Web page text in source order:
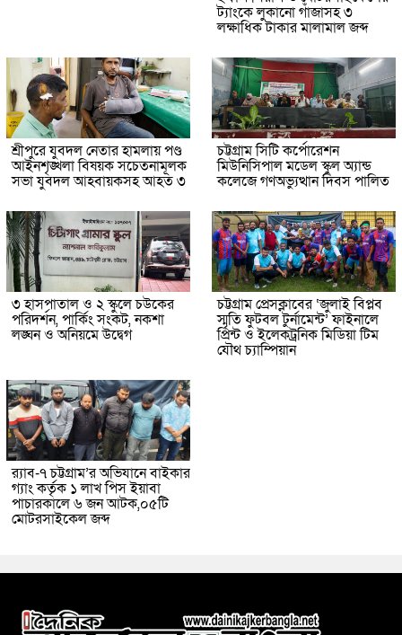
ট্যাংকে লুকানো গাঁজাসহ ৩
লক্ষাধিক টাকার মালামাল জব্দ
শ্রীপুরে যুবদল নেতার হামলায় পণ্ড
আইনশৃঙ্খলা বিষয়ক সচেতনামূলক
সভা যুবদল আহবায়কসহ আহত ৩
চট্টগ্রাম সিটি কর্পোরেশন
মিউনিসিপাল মডেল স্কুল অ্যান্ড
কলেজে গণঅভ্যুত্থান দিবস পালিত
৩ হাসপাতাল ও ২ স্কুলে চউকের
পরিদর্শন, পার্কিং সংকট, নকশা
লঙ্ঘন ও অনিয়মে উদ্বেগ
চট্টগ্রাম প্রেসক্লাবের ‘জুলাই বিপ্লব
স্মৃতি ফুটবল টুর্নামেন্ট’ ফাইনালে
প্রিন্ট ও ইলেকট্রনিক মিডিয়া টিম
যৌথ চ্যাম্পিয়ান
র‌্যাব-৭ চট্টগ্রাম’র অভিযানে বাইকার
গ্যাং কর্তৃক ১ লাখ পিস ইয়াবা
পাচারকালে ৬ জন আটক,০৫টি
মোটরসাইকেল জব্দ